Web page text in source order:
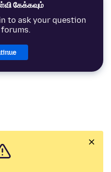
கேக்கவும்
to ask your question